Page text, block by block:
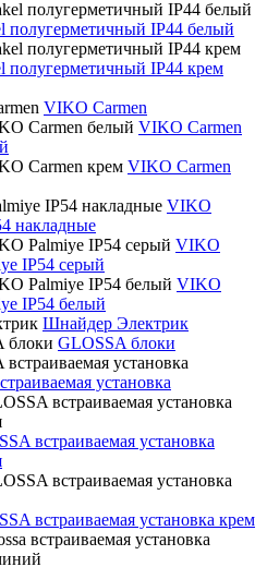
полугерметичный IP44 белый
полугерметичный IP44 крем
VIKO Carmen
VIKO Carmen
VIKO Carmen
VIKO
накладные
VIKO
IP54 серый
VIKO
IP54 белый
Шнайдер Электрик
GLOSSA блоки
установка
встраиваемая установка
встраиваемая установка крем